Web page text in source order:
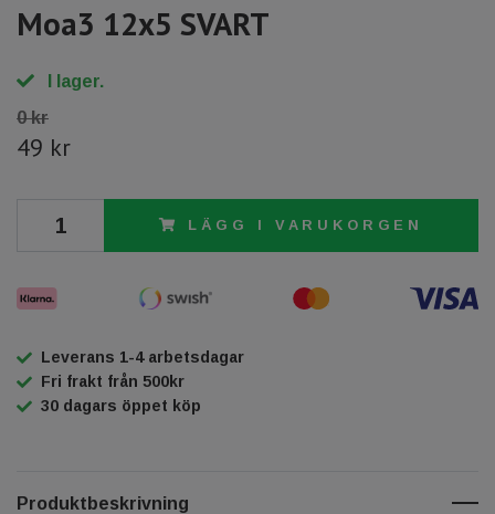
Moa3 12x5 SVART
I lager.
0 kr
49 kr
LÄGG I VARUKORGEN
Leverans 1-4 arbetsdagar
Fri frakt från 500kr
30 dagars öppet köp
Produktbeskrivning